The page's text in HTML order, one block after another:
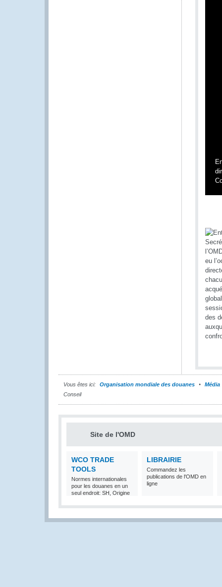
Vous êtes ici: Organisation mondiale des douanes
Média
Conseil
Site de l'OMD
WCO TRADE
TOOLS
Normes internationales
pour les douanes en un
seul endroit: SH, Origine
LIBRAIRIE
Commandez les
publications de l'OMD en
ligne